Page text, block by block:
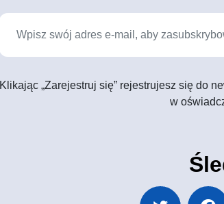
Klikając „Zarejestruj się” rejestrujesz się do
w